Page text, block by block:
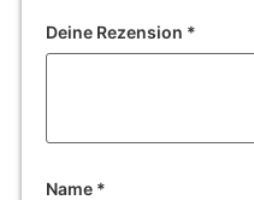
Deine Rezension *
Name *